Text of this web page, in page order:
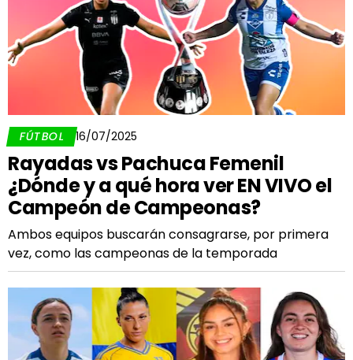
FÚTBOL 16/07/2025
Rayadas vs Pachuca Femenil
¿Dónde y a qué hora ver EN VIVO el
Campeón de Campeonas?
Ambos equipos buscarán consagrarse, por primera
vez, como las campeonas de la temporada